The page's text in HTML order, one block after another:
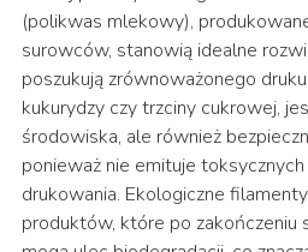
(polikwas mlekowy),
surowców, stanowią idealne
poszukują zrównoważonego
kukurydzy czy trzciny cukrowej,
środowiska, ale również
ponieważ nie emituje
drukowania. Ekologiczne
produktów, które po zakończeniu